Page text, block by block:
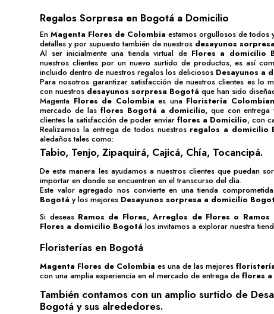
Regalos Sorpresa en Bogotá a Domicilio
EnMagenta Flores de Colombia estamos orgullosos de todos
detalles y por supuesto también de nuestros desayunos
Al ser inicialmente una tienda virtual de Flores a domicilio
nuestros clientes por un nuevo surtido de productos, es así
incluido dentro de nuestros regalos los deliciosos Desayunos a
Para nosotros garantizar satisfacción de nuestros clientes es lo
con nuestros desayunos sorpresa Bogotá que han sido
Magenta Flores de Colombia es una Floristería
mercado de las flores Bogotá a domicilio, que con
clientes la satisfacción de poder enviar flores a Domicilio, con
Realizamos la entrega de todos nuestros regalos a domicilio
aledaños tales como:
Tabio, Tenjo, Zipaquirá, Cajicá, Chía, Tocancipá.
De esta manera les ayudamos a nuestros clientes que puedan
importar en donde se encuentren en el transcurso del día.
Este valor agregado nos convierte en una tienda
Bogotá y los mejores Desayunos sorpresa a domicilio
Si deseas Ramos de Flores,Arreglos de Flores o Ramos
Flores a domicilio Bogotá los invitamos a explorar nuestra
Floristerías en Bogotá
Magenta Flores de Colombia es una de las mejores
con una amplia experiencia en el mercado de entrega deflores
También contamos con un amplio surtido de
Bogotá y sus alrededores.